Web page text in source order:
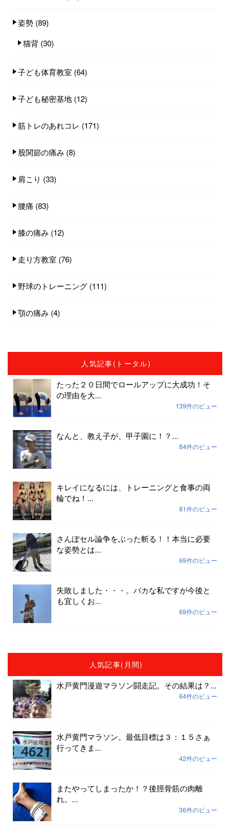
姿勢 (89)
猫背 (30)
子ども体育教室 (64)
子ども秘密基地 (12)
筋トレのあれコレ (171)
股関節の痛み (8)
肩こり (33)
腰痛 (83)
膝の痛み (12)
走り方教室 (76)
野球のトレーニング (111)
顎の痛み (4)
人気記事(トータル)
たった２０日間でロールアップに大成功！そ
の理由を大...
139件のビュー
なんと、教え子が、甲子園に！？...
84件のビュー
キレイになるには、トレーニングと食事の両
輪でね！...
81件のビュー
さんぽセル論争をぶった斬る！！本当に必要
な姿勢とは...
69件のビュー
失敗しました・・・。バカな私ですが今後と
も宜しくお...
69件のビュー
人気記事(月間)
水戸黄門漫遊マラソン闘走記。その結果は？...
64件のビュー
水戸黄門マラソン。最低目標は３：１５さぁ
行ってきま...
42件のビュー
またやってしまったか！？後脛骨筋の肉離
れ。...
36件のビュー